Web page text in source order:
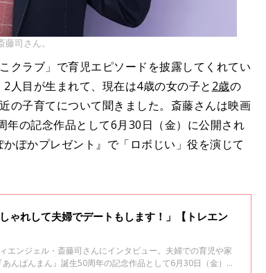
司さん。
クラブ」で育児エピソードを披露してくれてい
人目が生まれて、現在は4歳の女の子と 2歳の
子育てについて聞きました。斎藤さんは映画
年の記念作品として6月30日（金）に公開され
ぽかプレゼント』で「ロボじい」役を演じて
ゃれして夫婦でデートもします！」【トレエン
エンジェル・斎藤司さんにインタビュー。夫婦での育児や家
んぱんまん』誕生50周年の記念作品として6月30日（金）に